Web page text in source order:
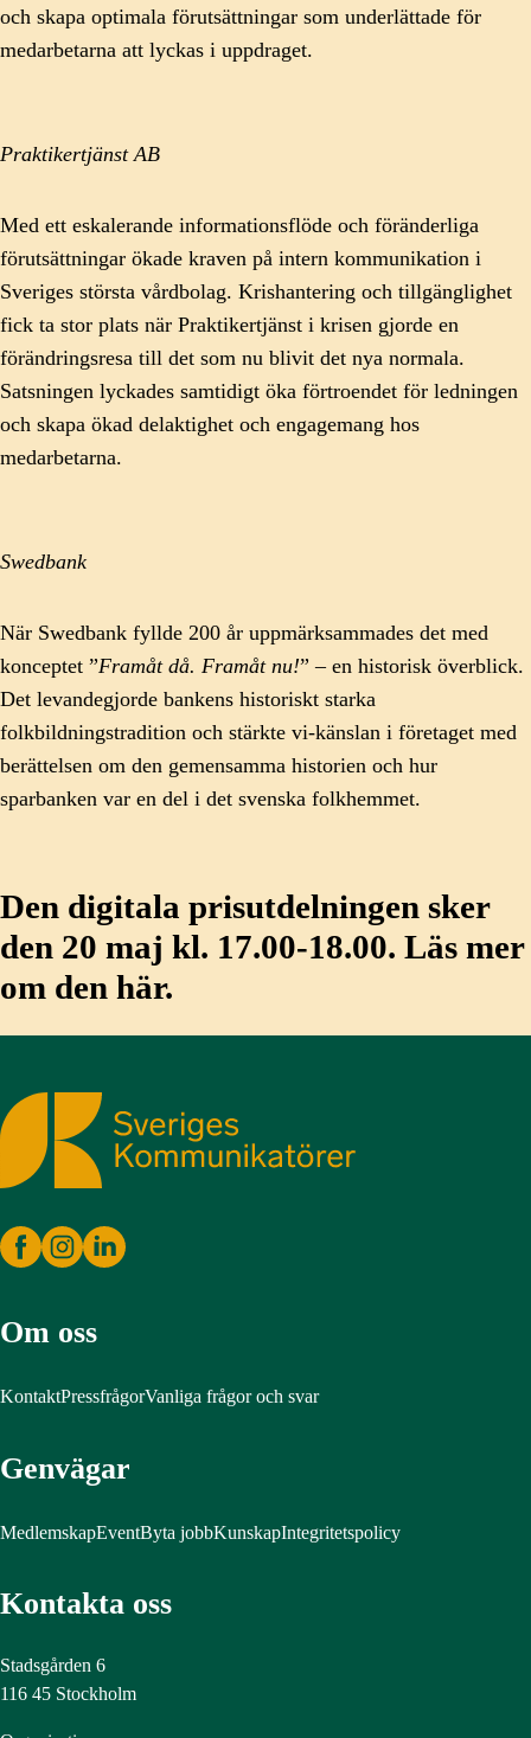
och skapa optimala förutsättningar som underlättade för
medarbetarna att lyckas i uppdraget.
Praktikertjänst AB
Med ett eskalerande informationsflöde och föränderliga
förutsättningar ökade kraven på intern kommunikation i
Sveriges största vårdbolag. Krishantering och tillgänglighet
fick ta stor plats när Praktikertjänst i krisen gjorde en
förändringsresa till det som nu blivit det nya normala.
Satsningen lyckades samtidigt öka förtroendet för ledningen
och skapa ökad delaktighet och engagemang hos
medarbetarna.
Swedbank
När Swedbank fyllde 200 år uppmärksammades det med
konceptet ”Framåt då. Framåt nu!” – en historisk överblick.
Det levandegjorde bankens historiskt starka
folkbildnings­tradition och stärkte vi-känslan i företaget med
berättelsen om den gemensamma historien och hur
sparbanken var en del i det svenska folkhemmet.
Den digitala prisutdelningen sker
den 20 maj kl. 17.00-18.00. Läs mer
om den här.
Sveriges Kommunikatörer
Om oss
KontaktPressfrågorVanliga frågor och svar
Genvägar
MedlemskapEventByta jobbKunskapIntegritetspolicy
Kontakta oss
Stadsgården 6
116 45 Stockholm